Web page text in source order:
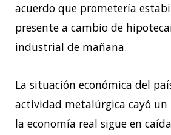
acuerdo que prometería
presente a cambio de
industrial de mañana.
La situación económica del
actividad metalúrgica cayó un
la economía real sigue en